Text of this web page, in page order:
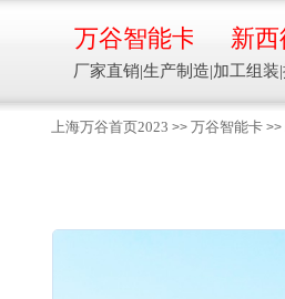
上海万谷首页2023 >> 万谷智能卡 >>
新西
厂家直销|生产制造|加工组装|
万谷智能卡